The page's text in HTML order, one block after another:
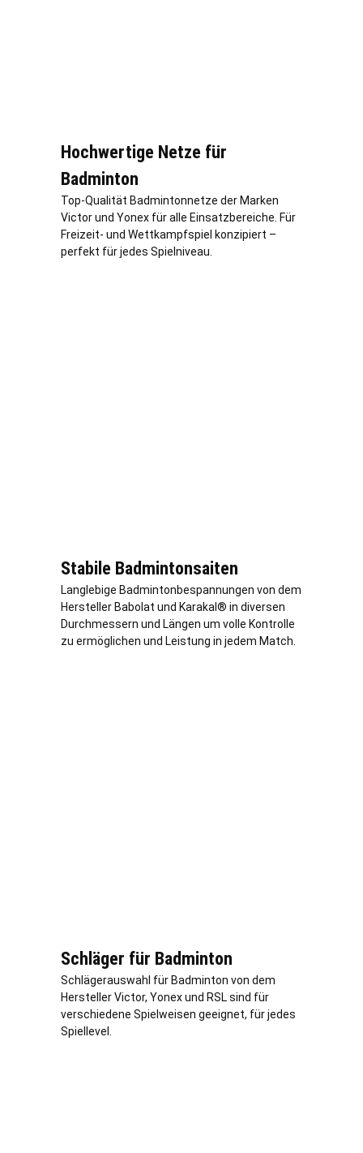
Hochwertige Netze für
Badminton
Top-Qualität Badmintonnetze der Marken
Victor und Yonex für alle Einsatzbereiche. Für
Freizeit- und Wettkampfspiel konzipiert –
perfekt für jedes Spielniveau.
Stabile Badmintonsaiten
Langlebige Badmintonbespannungen von dem
Hersteller Babolat und Karakal® in diversen
Durchmessern und Längen um volle Kontrolle
zu ermöglichen und Leistung in jedem Match.
Schläger für Badminton
Schlägerauswahl für Badminton von dem
Hersteller Victor, Yonex und RSL sind für
verschiedene Spielweisen geeignet, für jedes
Spiellevel.